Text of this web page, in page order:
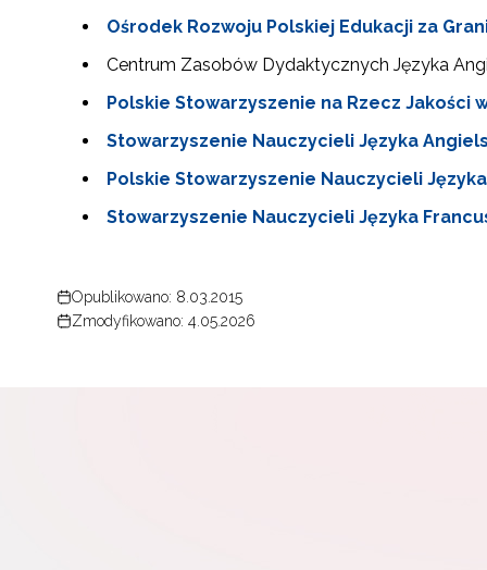
Ośrodek Rozwoju Polskiej Edukacji za
Centrum Zasobów Dydaktycznych Języka
Polskie Stowarzyszenie na Rzecz Jakości
Stowarzyszenie Nauczycieli Języka
Polskie Stowarzyszenie Nauczycieli
Stowarzyszenie Nauczycieli Języka
Opublikowano: 8.03.2015
Zmodyfikowano: 4.05.2026